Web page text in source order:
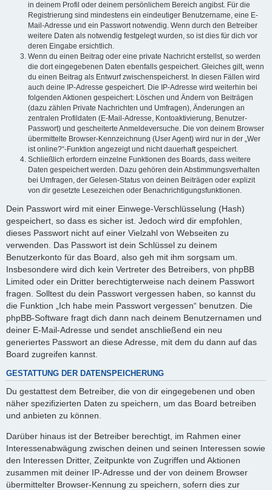
in deinem Profil oder deinem persönlichem Bereich angibst. Für die
Registrierung sind mindestens ein eindeutiger Benutzername, eine E-
Mail-Adresse und ein Passwort notwendig. Wenn durch den Betreiber
weitere Daten als notwendig festgelegt wurden, so ist dies für dich vor
deren Eingabe ersichtlich.
Wenn du einen Beitrag oder eine private Nachricht erstellst, so werden
die dort eingegebenen Daten ebenfalls gespeichert. Gleiches gilt, wenn
du einen Beitrag als Entwurf zwischenspeicherst. In diesen Fällen wird
auch deine IP-Adresse gespeichert. Die IP-Adresse wird weiterhin bei
folgenden Aktionen gespeichert: Löschen und Ändern von Beiträgen
(dazu zählen Private Nachrichten und Umfragen), Änderungen an
zentralen Profildaten (E-Mail-Adresse, Kontoaktivierung, Benutzer-
Passwort) und gescheiterte Anmeldeversuche. Die von deinem Browser
übermittelte Browser-Kennzeichnung (User Agent) wird nur in der „Wer
ist online?“-Funktion angezeigt und nicht dauerhaft gespeichert.
Schließlich erfordern einzelne Funktionen des Boards, dass weitere
Daten gespeichert werden. Dazu gehören dein Abstimmungsverhalten
bei Umfragen, der Gelesen-Status von deinen Beiträgen oder explizit
von dir gesetzte Lesezeichen oder Benachrichtigungsfunktionen.
Dein Passwort wird mit einer Einwege-Verschlüsselung (Hash)
gespeichert, so dass es sicher ist. Jedoch wird dir empfohlen,
dieses Passwort nicht auf einer Vielzahl von Webseiten zu
verwenden. Das Passwort ist dein Schlüssel zu deinem
Benutzerkonto für das Board, also geh mit ihm sorgsam um.
Insbesondere wird dich kein Vertreter des Betreibers, von phpBB
Limited oder ein Dritter berechtigterweise nach deinem Passwort
fragen. Solltest du dein Passwort vergessen haben, so kannst du
die Funktion „Ich habe mein Passwort vergessen“ benutzen. Die
phpBB-Software fragt dich dann nach deinem Benutzernamen und
deiner E-Mail-Adresse und sendet anschließend ein neu
generiertes Passwort an diese Adresse, mit dem du dann auf das
Board zugreifen kannst.
GESTATTUNG DER DATENSPEICHERUNG
Du gestattest dem Betreiber, die von dir eingegebenen und oben
näher spezifizierten Daten zu speichern, um das Board betreiben
und anbieten zu können.
Darüber hinaus ist der Betreiber berechtigt, im Rahmen einer
Interessenabwägung zwischen deinen und seinen Interessen sowie
den Interessen Dritter, Zeitpunkte von Zugriffen und Aktionen
zusammen mit deiner IP-Adresse und der von deinem Browser
übermittelter Browser-Kennung zu speichern, sofern dies zur